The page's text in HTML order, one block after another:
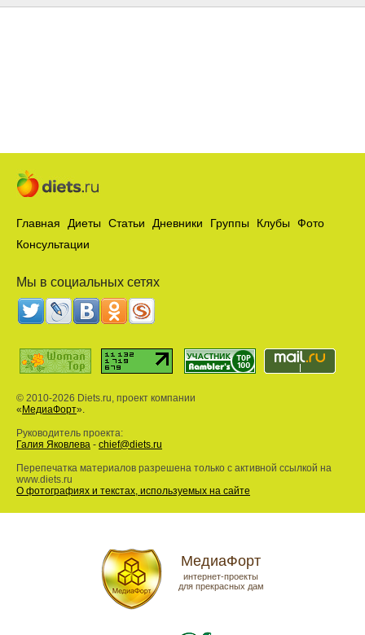
Главная Диеты Статьи Дневники Группы Клубы
Фото
Консультации
Мы в социальных сетях
© 2010-2026 Diets.ru, проект компании
« МедиаФорт».
Руководитель проекта:
Галия Яковлева - chief@diets.ru
Перепечатка материалов разрешена только с активной ссылкой на
www.diets.ru
О фотографиях и текстах, используемых на сайте
МедиаФорт
интернет-проекты
для прекрасных дам